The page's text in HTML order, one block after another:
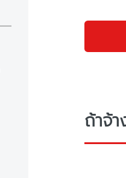
ถ้าจ้